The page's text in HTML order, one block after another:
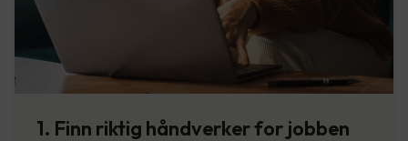
1. Finn riktig håndverker for jobben